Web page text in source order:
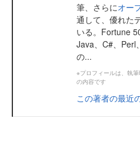
筆、さらにオー
通して、優れた
いる。Fortune
Java、C#、Perl
の...
※プロフィールは、執
の内容です
この著者の最近